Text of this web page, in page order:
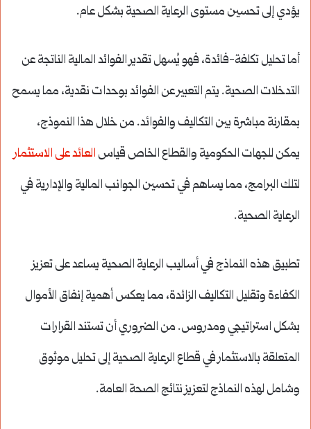
يؤدي إلى تحسين مستوى الرعاية الصحية بشكل عام.
أما تحليل تكلفة-فائدة، فهو يُسهل تقدير الفوائد المالية الناتجة عن
التدخلات الصحية. يتم التعبير عن الفوائد بوحدات نقدية، مما يسمح
بمقارنة مباشرة بين التكاليف والفوائد. من خلال هذا النموذج،
يمكن للجهات الحكومية والقطاع الخاص قياس العائد على الاستثمار
لتلك البرامج، مما يساهم في تحسين الجوانب المالية والإدارية في
الرعاية الصحية.
تطبيق هذه النماذج في أساليب الرعاية الصحية يساعد على تعزيز
الكفاءة وتقليل التكاليف الزائدة، مما يعكس أهمية إنفاق الأموال
بشكل استراتيجي ومدروس. من الضروري أن تستند القرارات
المتعلقة بالاستثمار في قطاع الرعاية الصحية إلى تحليل موثوق
وشامل لهذه النماذج لتعزيز نتائج الصحة العامة.